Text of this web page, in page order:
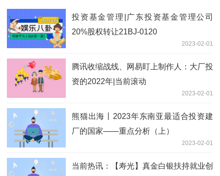
投资基金管理|广东投资基金管理公司
20%股权转让21BJ-0120
2023-02-01
​腾讯收缩战线、网易盯上制作人：大厂投
资的2022年|当前滚动
2023-02-01
熊猫出海丨2023年东南亚最适合投资建
厂的国家——重点分析（上）
2023-02-01
当前热讯：【寿光】真金白银扶持就业创